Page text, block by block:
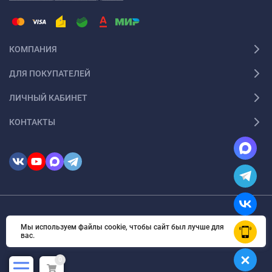
долговечности и сохранению первоначального вида.
лёгкость монтажа и демонтажа при необходимости
При выборе гарпуна важно учитывать тип натяжного потолка,
его вес и размеры, а также особенности помещения, в котором
будет производиться монтаж.
КОМПАНИЯ
ДЛЯ ПОКУПАТЕЛЕЙ
ЛИЧНЫЙ КАБИНЕТ
КОНТАКТЫ
0
Мы используем файлы cookie, чтобы сайт был лучше для
вас.
OK